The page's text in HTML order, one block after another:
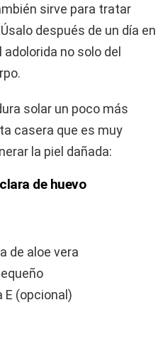
sirve para tratar
después de un día en
no solo del
solar un poco más
casera que es muy
la piel dañada:
de huevo
de aloe vera
E (opcional)